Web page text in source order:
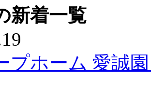
新着一覧
プホーム 愛誠